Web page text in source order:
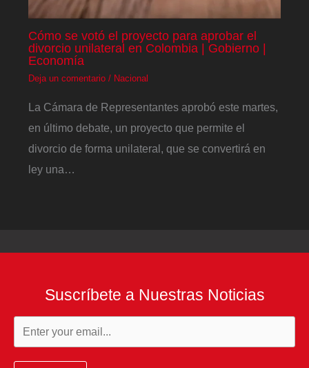
Cómo se votó el proyecto para aprobar el
divorcio unilateral en Colombia | Gobierno |
Economía
Deja un comentario / Nacional
La Cámara de Representantes aprobó este martes,
en último debate, un proyecto que permite el
divorcio de forma unilateral, que se convertirá en
ley una…
Suscríbete a Nuestras Noticias